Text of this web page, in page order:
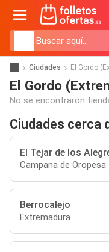
Ciudades El Gordo
El Gordo
No se encontraron
Ciudades cerca
El Tejar de los
Campana de Oropesa
Berrocalejo
Extremadura